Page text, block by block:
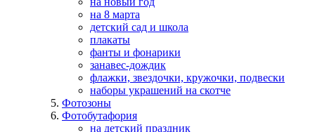
на 8 марта
детский сад и школа
плакаты
фанты и фонарики
занавес-дождик
флажки, звездочки, кружочки, подвески
наборы украшений на скотче
Фотозоны
Фотобутафория
на детский праздник